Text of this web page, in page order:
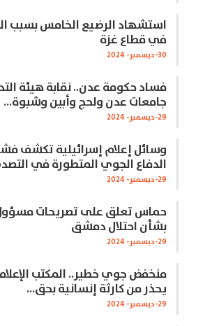
استشهاد الرضيع الخامس بسبب
في قطاع غزة
30-ديسمبر- 2024
فساد حكومة عدن.. نقابة هيئة
جامعات عدن ولحج وأبين وشبوة…
29-ديسمبر- 2024
وسائل إعلام إسرائيلية تكشف
الدفاع الجوي المتطورة في
29-ديسمبر- 2024
حماس تعلق على تصريحات
بشأن احتلال دمشق
29-ديسمبر- 2024
منخفض جوي خطير.. المكتب
يحذر من كارثة إنسانية بحق…
29-ديسمبر- 2024